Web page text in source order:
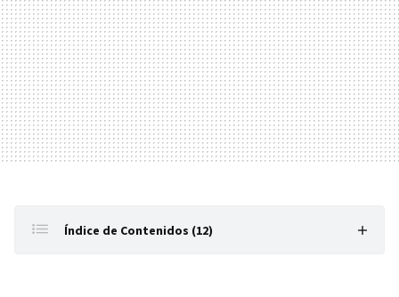
Índice de Contenidos (12)